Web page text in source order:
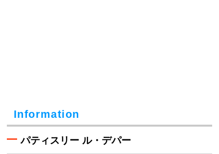
Information
パティスリー ル・デパー